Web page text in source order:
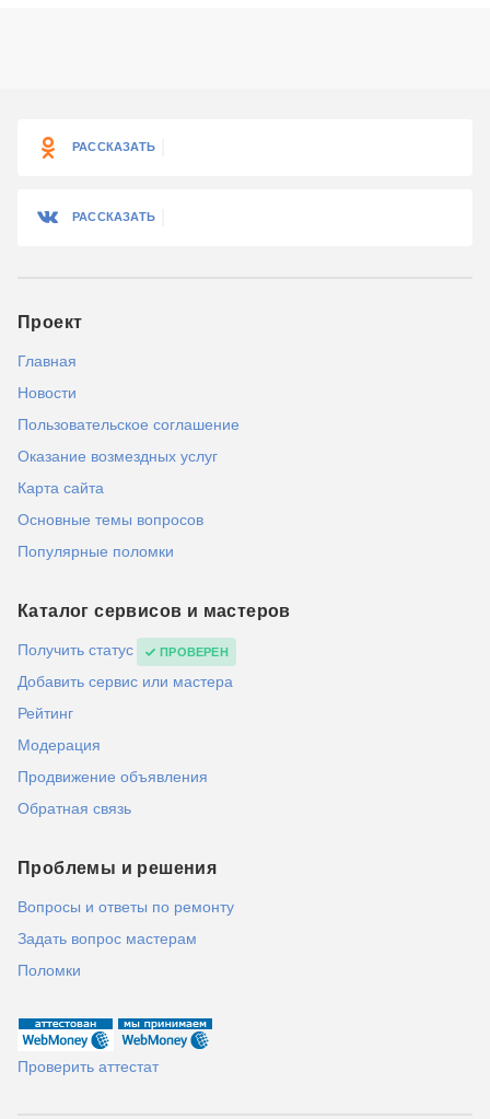
РАССКАЗАТЬ
РАССКАЗАТЬ
Проект
Главная
Новости
Пользовательское соглашение
Оказание возмездных услуг
Карта сайта
Основные темы вопросов
Популярные поломки
Каталог сервисов и мастеров
Получить статус ПРОВЕРЕН
Добавить сервис или мастера
Рейтинг
Модерация
Продвижение объявления
Обратная связь
Проблемы и решения
Вопросы и ответы по ремонту
Задать вопрос мастерам
Поломки
Проверить аттестат